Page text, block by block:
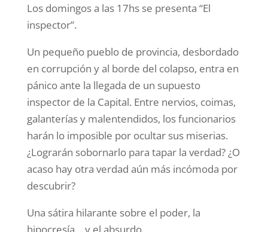
Los domingos a las 17hs se presenta “El
inspector”.
Un pequeño pueblo de provincia, desbordado
en corrupción y al borde del colapso, entra en
pánico ante la llegada de un supuesto
inspector de la Capital. Entre nervios, coimas,
galanterías y malentendidos, los funcionarios
harán lo imposible por ocultar sus miserias.
¿Lograrán sobornarlo para tapar la verdad? ¿O
acaso hay otra verdad aún más incómoda por
descubrir?
Una sátira hilarante sobre el poder, la
hipocresía… y el absurdo.